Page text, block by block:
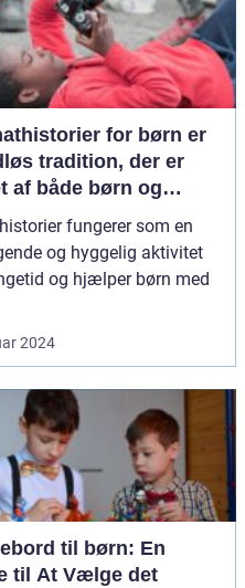
for børn er
tradition, der er
af både børn og
over hele verden
fungerer som en
og hyggelig aktivitet
og hjælper børn med
2024
til børn: En
til At Vælge det